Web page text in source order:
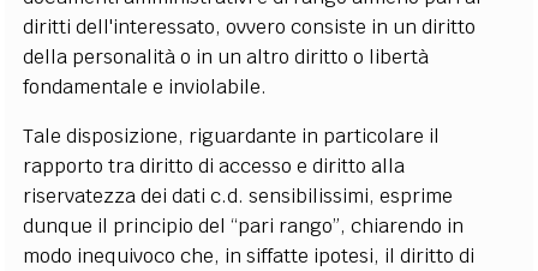
diritti dell'interessato, ovvero consiste in un diritto
della personalità o in un altro diritto o libertà
fondamentale e inviolabile.
Tale disposizione, riguardante in particolare il
rapporto tra diritto di accesso e diritto alla
riservatezza dei dati c.d. sensibilissimi, esprime
dunque il principio del “pari rango”, chiarendo in
modo inequivoco che, in siffatte ipotesi, il diritto di